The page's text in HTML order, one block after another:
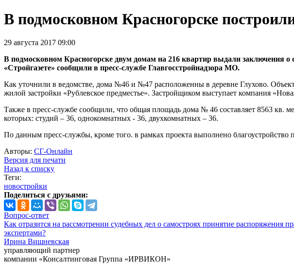
В подмосковном Красногорске
29 августа 2017 09:00
В подмосковном Красногорске двум домам на 216 квартир выдали заключения о
«Стройгазете» сообщили в пресс-службе Главгосстройнадзора МО.
Как уточнили в ведомстве, дома №46 и №47 расположенны в деревне Глухово.
жилой застройки «Рублевское предместье». Застройщиком выступает компания
Также в пресс-службе сообщили, что общая площадь дома № 46 составляет 8563
которых: студий – 36, однокомнатных - 36, двухкомнатных – 36.
По данным пресс-службы, кроме того. в рамках проекта выполнено благоустройство
Авторы: СГ-Онлайн
Версия для печати
Назад к списку
Теги:
новостройки
Поделиться с друзьями:
Вопрос-ответ
Как отразится на рассмотрении судебных дел о самостроях принятие распоряжения
экспертами?
Ирина Вишневская
управляющий партнер
компании «Консалтинговая Группа «ИРВИКОН»